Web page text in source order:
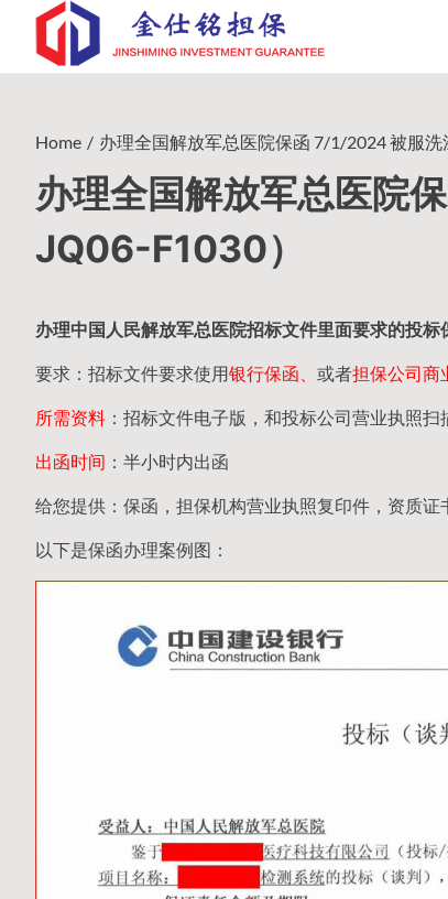
content
Home 办理全国解放军总医院保函 7/1/2024 被服洗
办理全国解放军总医院
JQ06-F1030）
办理中国人民解放军总医院招标文件里面要求的投标
要求：招标文件要求使用银行保函、 或者担保公司商
所需资料 ：招标文件电子版，和投标公司营业执照扫
出函时间 ：半小时内出函
给您提供：保函，担保机构营业执照复印件，资质
以下是保函办理案例图：